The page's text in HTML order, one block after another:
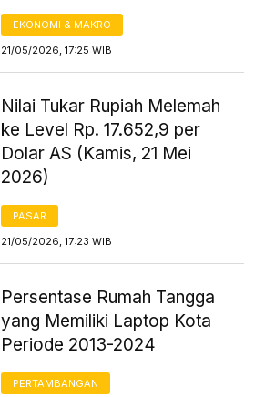
EKONOMI & MAKRO
21/05/2026, 17:25 WIB
Nilai Tukar Rupiah Melemah
ke Level Rp. 17.652,9 per
Dolar AS (Kamis, 21 Mei
2026)
PASAR
21/05/2026, 17:23 WIB
Persentase Rumah Tangga
yang Memiliki Laptop Kota
Periode 2013-2024
PERTAMBANGAN